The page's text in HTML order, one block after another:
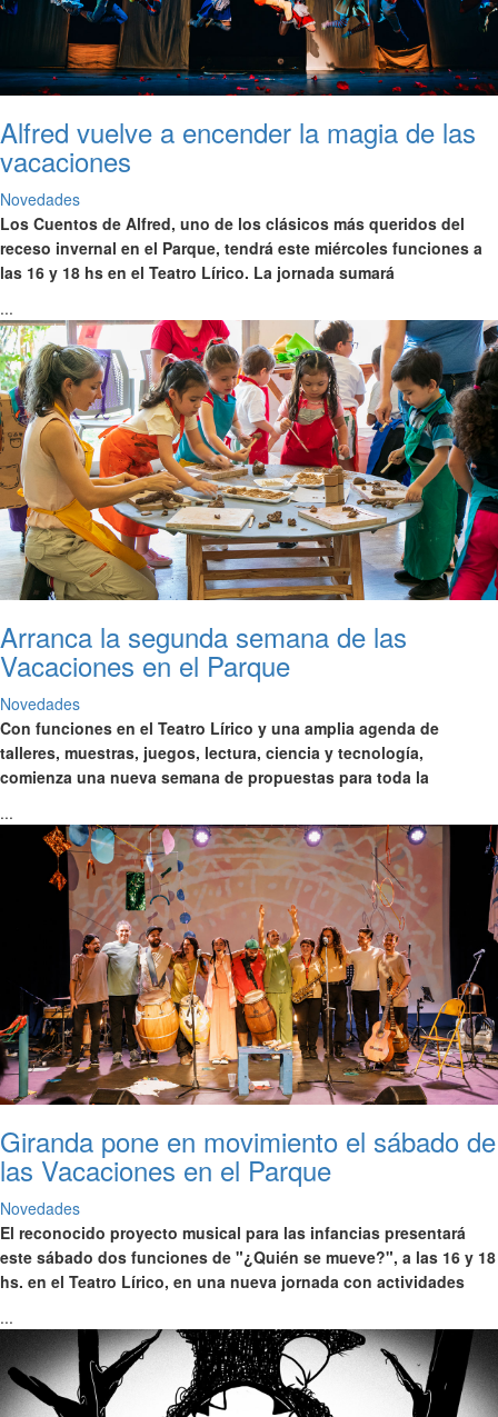
Alfred vuelve a encender la magia de las
vacaciones
Novedades
Los Cuentos de Alfred, uno de los clásicos más queridos del
receso invernal en el Parque, tendrá este miércoles funciones a
las 16 y 18 hs en el Teatro Lírico. La jornada sumará
...
Arranca la segunda semana de las
Vacaciones en el Parque
Novedades
Con funciones en el Teatro Lírico y una amplia agenda de
talleres, muestras, juegos, lectura, ciencia y tecnología,
comienza una nueva semana de propuestas para toda la
...
Giranda pone en movimiento el sábado de
las Vacaciones en el Parque
Novedades
El reconocido proyecto musical para las infancias presentará
este sábado dos funciones de "¿Quién se mueve?", a las 16 y 18
hs. en el Teatro Lírico, en una nueva jornada con actividades
...